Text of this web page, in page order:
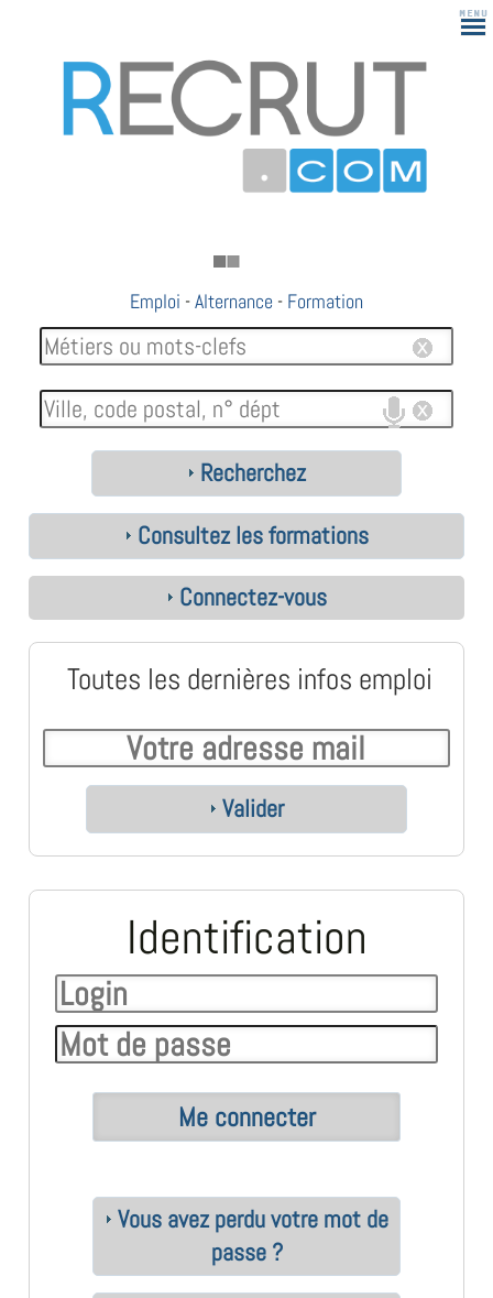
Emploi -Alternance - Formation
Recherchez
Consultez les formations
Connectez-vous
Toutes les dernières infos emploi
Valider
Identification
Vous avez perdu votre mot de
passe ?